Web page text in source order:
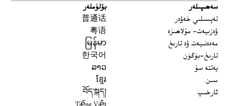
سەھىپىلەر
تەپسىلىي خەۋەر
ۋەزىيەت- مۇلاھىزە
مەدەنىيەت ۋە تارىخ
تارىخ-بۈگۈن
يەتتە سۇ
سىن
ئارخىپ
بۆلۈملەر
普通话
粤语
မြန်မာ
한국어
ລາວ
ខ្មែរ
བོད་སྐད།